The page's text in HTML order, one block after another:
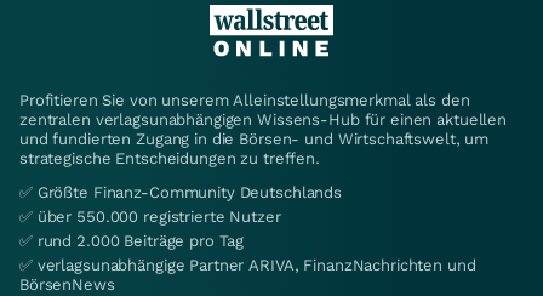
Profitieren Sie von unserem Alleinstellungsmerkmal als den
zentralen verlagsunabhängigen Wissens-Hub für einen aktuellen
und fundierten Zugang in die Börsen- und Wirtschaftswelt, um
strategische Entscheidungen zu treffen.
✅ Größte Finanz-Community Deutschlands
✅ über 550.000 registrierte Nutzer
✅ rund 2.000 Beiträge pro Tag
✅ verlagsunabhängige Partner ARIVA, FinanzNachrichten und
BörsenNews